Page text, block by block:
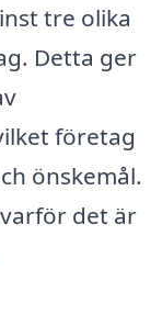
tre olika
Detta ger
företag
önskemål.
det är